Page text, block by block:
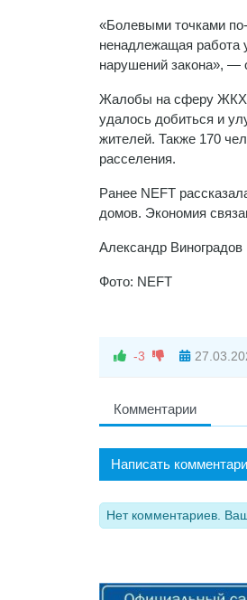
«Болевыми точками
ненадлежащая работа
нарушений закона», —
Жалобы на сферу ЖКХ
удалось добиться и
жителей. Также 170
расселения.
Ранее NEFT
домов. Экономия
Александр Виноградов
Фото: NEFT
-3
Комментарии
Написать
Нет комментариев.